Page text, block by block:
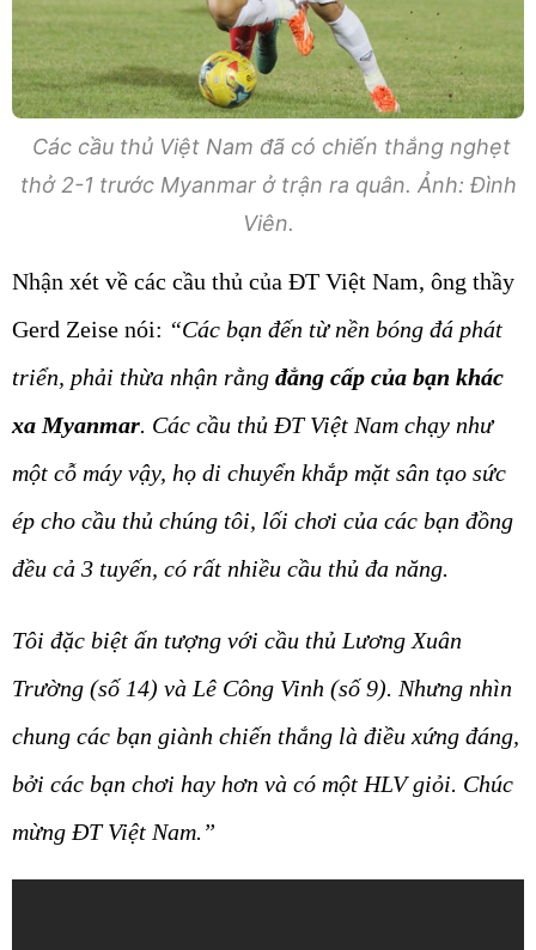
Các cầu thủ Việt Nam đã có chiến thắng nghẹt
thở 2-1 trước Myanmar ở trận ra quân. Ảnh: Đình
Viên.
Nhận xét về các cầu thủ của ĐT Việt Nam, ông thầy
Gerd Zeise nói: “Các bạn đến từ nền bóng đá phát
triển, phải thừa nhận rằng đẳng cấp của bạn khác
xa Myanmar. Các cầu thủ ĐT Việt Nam chạy như
một cỗ máy vậy, họ di chuyển khắp mặt sân tạo sức
ép cho cầu thủ chúng tôi, lối chơi của các bạn đồng
đều cả 3 tuyến, có rất nhiều cầu thủ đa năng.
Tôi đặc biệt ấn tượng với cầu thủ Lương Xuân
Trường (số 14) và Lê Công Vinh (số 9). Nhưng nhìn
chung các bạn giành chiến thắng là điều xứng đáng,
bởi các bạn chơi hay hơn và có một HLV giỏi. Chúc
mừng ĐT Việt Nam.”